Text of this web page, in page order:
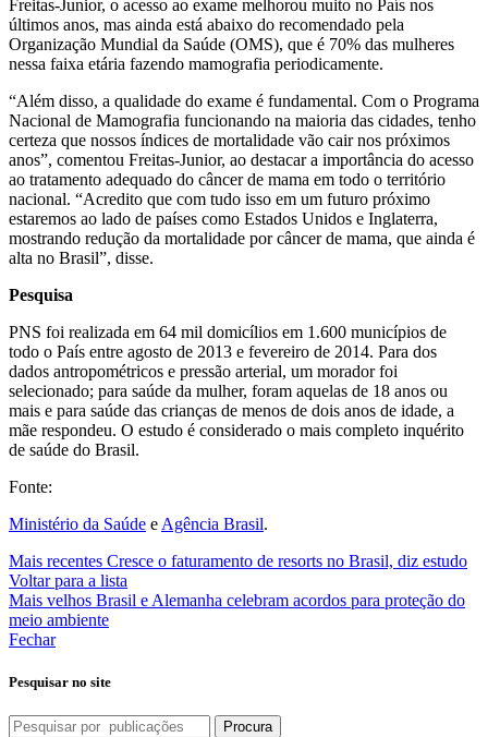
Freitas-Junior, o acesso ao exame melhorou muito no País nos
últimos anos, mas ainda está abaixo do recomendado pela
Organização Mundial da Saúde (OMS), que é 70% das mulheres
nessa faixa etária fazendo mamografia periodicamente.
“Além disso, a qualidade do exame é fundamental. Com o Programa
Nacional de Mamografia funcionando na maioria das cidades, tenho
certeza que nossos índices de mortalidade vão cair nos próximos
anos”, comentou Freitas-Junior, ao destacar a importância do acesso
ao tratamento adequado do câncer de mama em todo o território
nacional. “Acredito que com tudo isso em um futuro próximo
estaremos ao lado de países como Estados Unidos e Inglaterra,
mostrando redução da mortalidade por câncer de mama, que ainda é
alta no Brasil”, disse.
Pesquisa
PNS foi realizada em 64 mil domicílios em 1.600 municípios de
todo o País entre agosto de 2013 e fevereiro de 2014. Para dos
dados antropométricos e pressão arterial, um morador foi
selecionado; para saúde da mulher, foram aquelas de 18 anos ou
mais e para saúde das crianças de menos de dois anos de idade, a
mãe respondeu. O estudo é considerado o mais completo inquérito
de saúde do Brasil.
Fonte:
Ministério da Saúde e Agência Brasil.
Mais recentes Cresce o faturamento de resorts no Brasil, diz estudo
Voltar para a lista
Mais velhos Brasil e Alemanha celebram acordos para proteção do
meio ambiente
Fechar
Pesquisar no site
Procura